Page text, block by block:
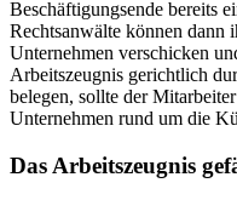
Beschäftigungsende bereits
Rechtsanwälte können dann
Unternehmen verschicken
Arbeitszeugnis gerichtlich
belegen, sollte der
Unternehmen rund um die
Das Arbeitszeugnis